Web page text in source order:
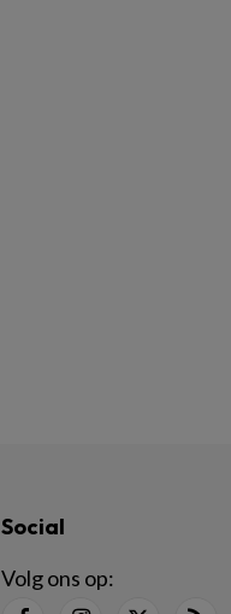
Social
Volg ons op: